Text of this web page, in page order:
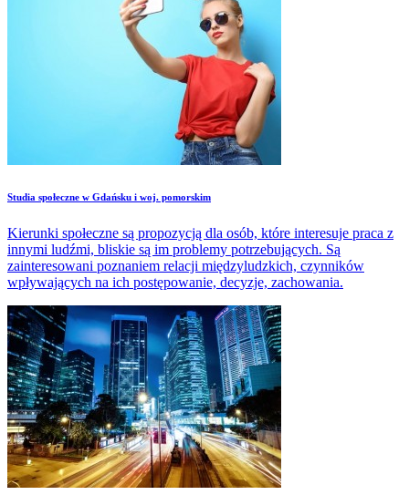
Studia społeczne w Gdańsku i woj. pomorskim
Kierunki społeczne są propozycją dla osób, które interesuje praca z
innymi ludźmi, bliskie są im problemy potrzebujących. Są
zainteresowani poznaniem relacji międzyludzkich, czynników
wpływających na ich postępowanie, decyzje, zachowania.